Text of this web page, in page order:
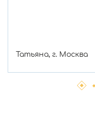
Татьяна, г. Москва